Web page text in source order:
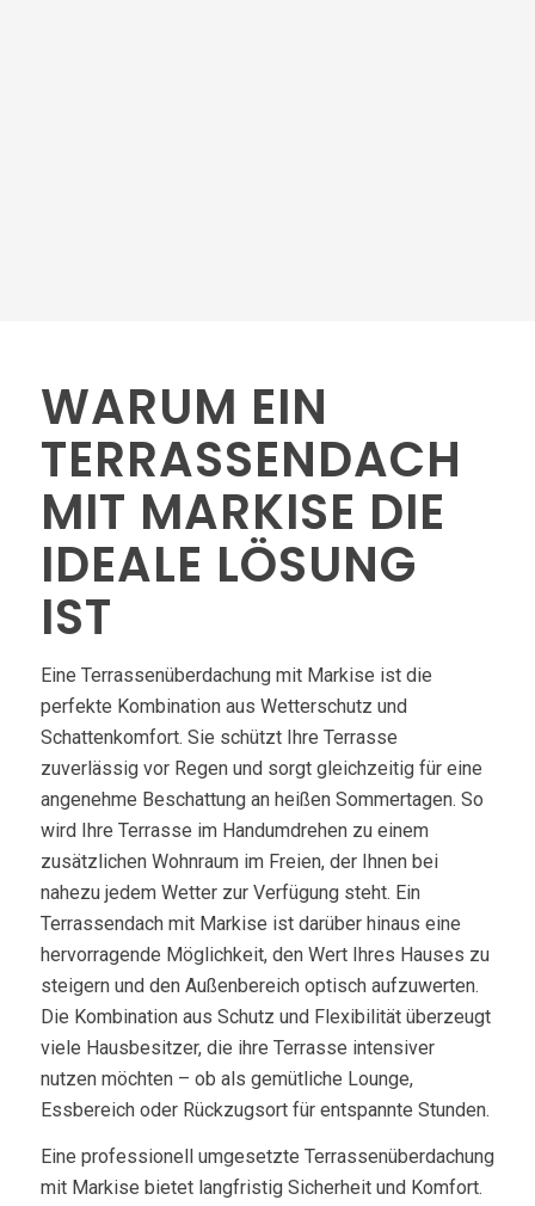
WARUM EIN
TERRASSENDACH
MIT MARKISE DIE
IDEALE LÖSUNG
IST
Eine Terrassenüberdachung mit Markise ist die
perfekte Kombination aus Wetterschutz und
Schattenkomfort. Sie schützt Ihre Terrasse
zuverlässig vor Regen und sorgt gleichzeitig für eine
angenehme Beschattung an heißen Sommertagen. So
wird Ihre Terrasse im Handumdrehen zu einem
zusätzlichen Wohnraum im Freien, der Ihnen bei
nahezu jedem Wetter zur Verfügung steht. Ein
Terrassendach mit Markise ist darüber hinaus eine
hervorragende Möglichkeit, den Wert Ihres Hauses zu
steigern und den Außenbereich optisch aufzuwerten.
Die Kombination aus Schutz und Flexibilität überzeugt
viele Hausbesitzer, die ihre Terrasse intensiver
nutzen möchten – ob als gemütliche Lounge,
Essbereich oder Rückzugsort für entspannte Stunden.
Eine professionell umgesetzte Terrassenüberdachung
mit Markise bietet langfristig Sicherheit und Komfort.